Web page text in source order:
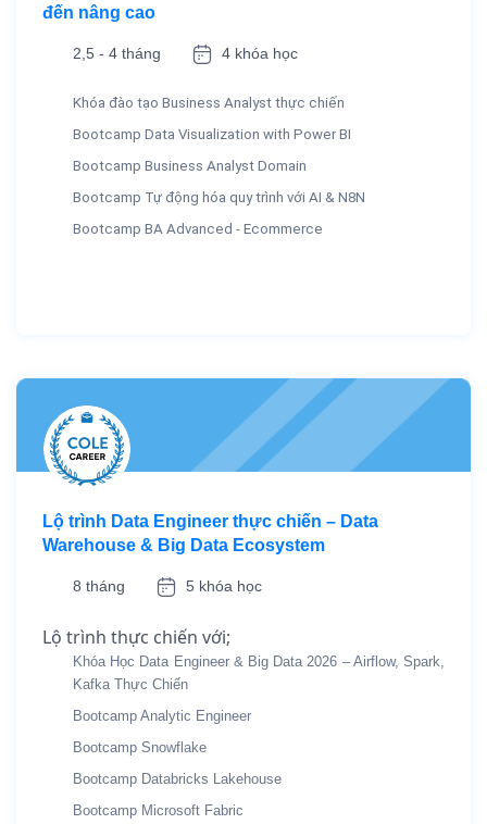
đến nâng cao
2,5 - 4 tháng 4 khóa học
Khóa đào tạo Business Analyst thực chiến
Bootcamp Data Visualization with Power BI
Bootcamp Business Analyst Domain
Bootcamp Tự động hóa quy trình với AI & N8N
Bootcamp BA Advanced - Ecommerce
Lộ trình Data Engineer thực chiến – Data
Warehouse & Big Data Ecosystem
8 tháng 5 khóa học
Lộ trình thực chiến với;
Khóa Học Data Engineer & Big Data 2026 – Airflow, Spark,
Kafka Thực Chiến
Bootcamp Analytic Engineer
Bootcamp Snowflake
Bootcamp Databricks Lakehouse
Bootcamp Microsoft Fabric